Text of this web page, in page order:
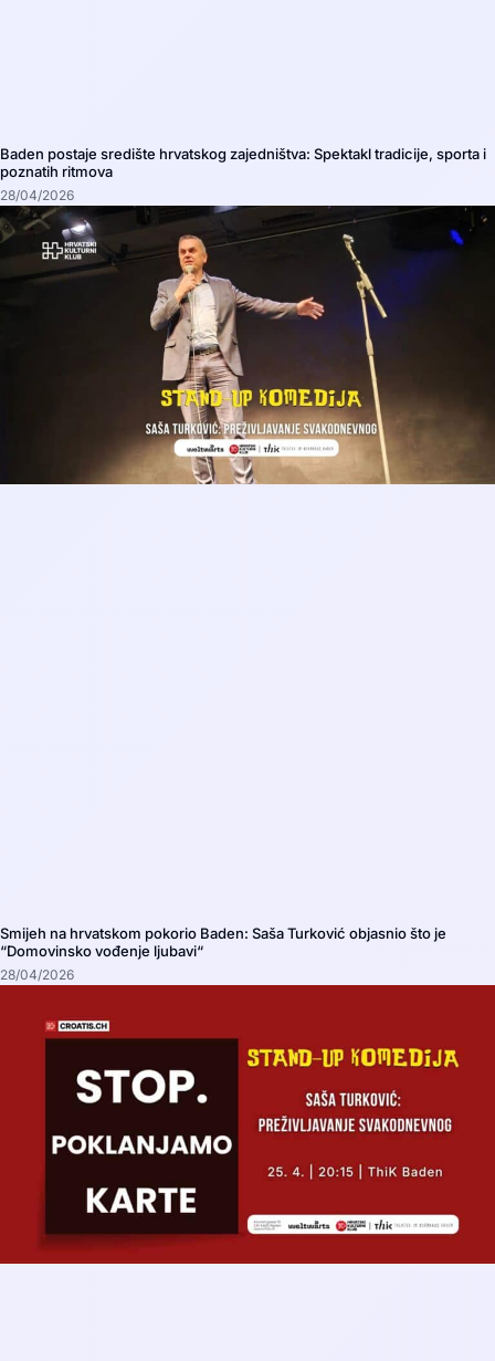
Baden postaje središte hrvatskog zajedništva: Spektakl tradicije, sporta i
poznatih ritmova
28/04/2026
Smijeh na hrvatskom pokorio Baden: Saša Turković objasnio što je
“Domovinsko vođenje ljubavi“
28/04/2026